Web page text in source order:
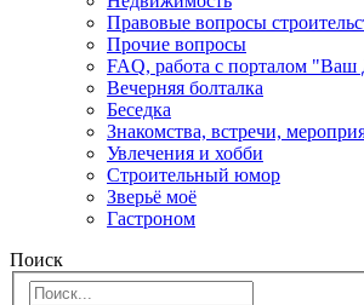
Правовые вопросы
Прочие вопросы
FAQ, работа с порталом
Вечерняя болталка
Беседка
Знакомства, встречи,
Увлечения и хобби
Строительный юмор
Зверьё моё
Гастроном
Поиск